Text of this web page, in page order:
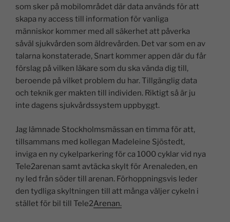
som sker på mobilområdet där data används för att
skapa ny access till information för vanliga
människor kommer med all säkerhet att påverka
såväl sjukvården som äldrevården. Det var som en av
talarna konstaterade, Snart kommer appen där du får
förslag på vilken läkare som du ska vända dig till,
beroende på vilket problem du har. Tillgänglig data
och teknik ger makten till individen. Riktigt så är ju
inte dagens sjukvårdssystem uppbyggt.
Jag lämnade Stockholmsmässan en timma för att,
tillsammans med kollegan Madeleine Sjöstedt,
inviga en ny cykelparkering för ca 1000 cyklar vid nya
Tele2arenan samt avtäcka skylt för Arenaleden, en
ny led från söder till arenan. Förhoppningsvis leder
den tydliga skyltningen till att många väljer cykeln i
stället för bil till Tele2Arenan.